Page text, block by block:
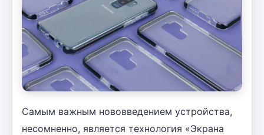
Самым важным нововведением устройства,
несомненно, является технология «Экрана